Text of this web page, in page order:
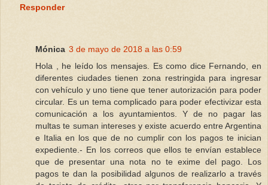
Responder
Mónica 3 de mayo de 2018 a las 0:59
Hola , he leído los mensajes. Es como dice Fernando, en
diferentes ciudades tienen zona restringida para ingresar
con vehículo y uno tiene que tener autorización para poder
circular. Es un tema complicado para poder efectivizar esta
comunicación a los ayuntamientos. Y de no pagar las
multas te suman intereses y existe acuerdo entre Argentina
e Italia en los que de no cumplir con los pagos te inician
expediente.- En los correos que ellos te envían establece
que de presentar una nota no te exime del pago. Los
pagos te dan la posibilidad algunos de realizarlo a través